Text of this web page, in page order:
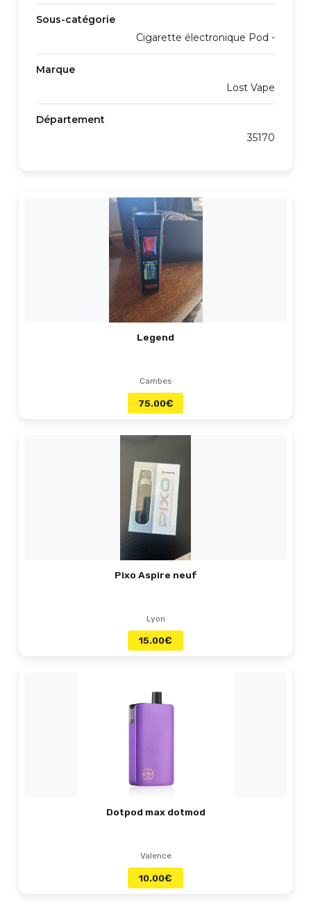
Sous-catégorie
Cigarette électronique Pod -
Marque
Lost Vape
Département
35170
Legend
Cambes
75.00€
Pixo Aspire neuf
Lyon
15.00€
Dotpod max dotmod
Valence
10.00€